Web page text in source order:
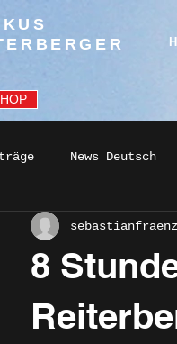
News Deutsch
8